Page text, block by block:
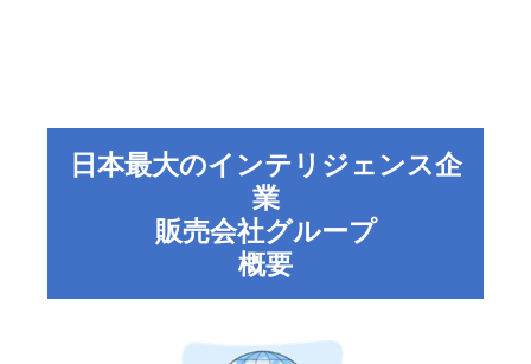
日本最大のインテリジェンス企
業
販売会社グループ
概要